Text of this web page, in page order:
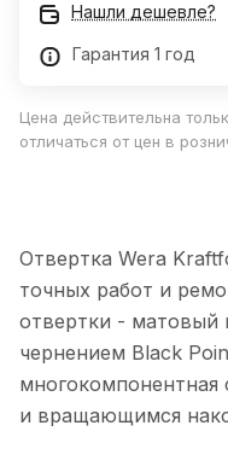
Нашли дешевле?
Гарантия 1 год
Цена действительна
отличаться от цен в
Отвертка Wera
точных работ и
отвертки - матовый
чернением Black
многокомпонентная
и вращающимся